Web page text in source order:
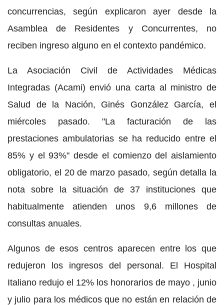
concurrencias, según explicaron ayer desde la
Asamblea de Residentes y Concurrentes, no
reciben ingreso alguno en el contexto pandémico.
La Asociación Civil de Actividades Médicas
Integradas (Acami) envió una carta al ministro de
Salud de la Nación, Ginés González García, el
miércoles pasado. "La facturación de las
prestaciones ambulatorias se ha reducido entre el
85% y el 93%" desde el comienzo del aislamiento
obligatorio, el 20 de marzo pasado, según detalla la
nota sobre la situación de 37 instituciones que
habitualmente atienden unos 9,6 millones de
consultas anuales.
Algunos de esos centros aparecen entre los que
redujeron los ingresos del personal. El Hospital
Italiano redujo el 12% los honorarios de mayo , junio
y julio para los médicos que no están en relación de